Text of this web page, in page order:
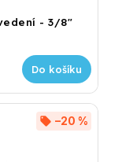
- 3/8"
Do košíku
–20 %